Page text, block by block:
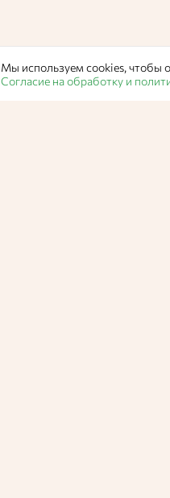
Мы используем cookies, чтобы
Согласие на обработку и